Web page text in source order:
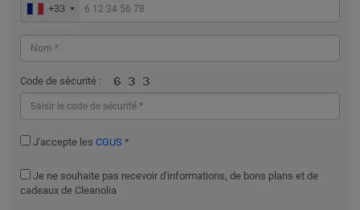
+33
Code de sécurité :
J'accepte les CGUS *
Je ne souhaite pas recevoir d'informations, de bons plans et de
cadeaux de Cleanolia